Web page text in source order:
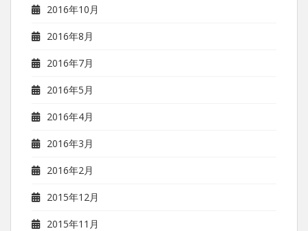
2016年10月
2016年8月
2016年7月
2016年5月
2016年4月
2016年3月
2016年2月
2015年12月
2015年11月